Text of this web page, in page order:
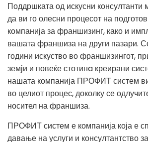
Поддршката од искусни консултанти
да ви го олесни процесот на
компанија за франшизинг, како и
вашата франшиза на други пазари.
години искуство во франшизингот,
земји и повеќе стотинa креирани
нашата компанија ПРОФИТ систем
во целиот процес, доколку се
носител на франшиза.
ПРОФИТ систем е компанија која е
давање на услуги и консултантство